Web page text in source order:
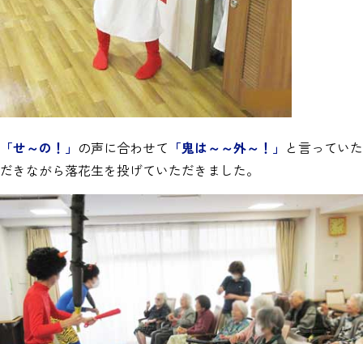
「せ～の！」 の声に合わせて 「鬼は～～外～！」 と言っていた
だきながら落花生を投げていただきました。